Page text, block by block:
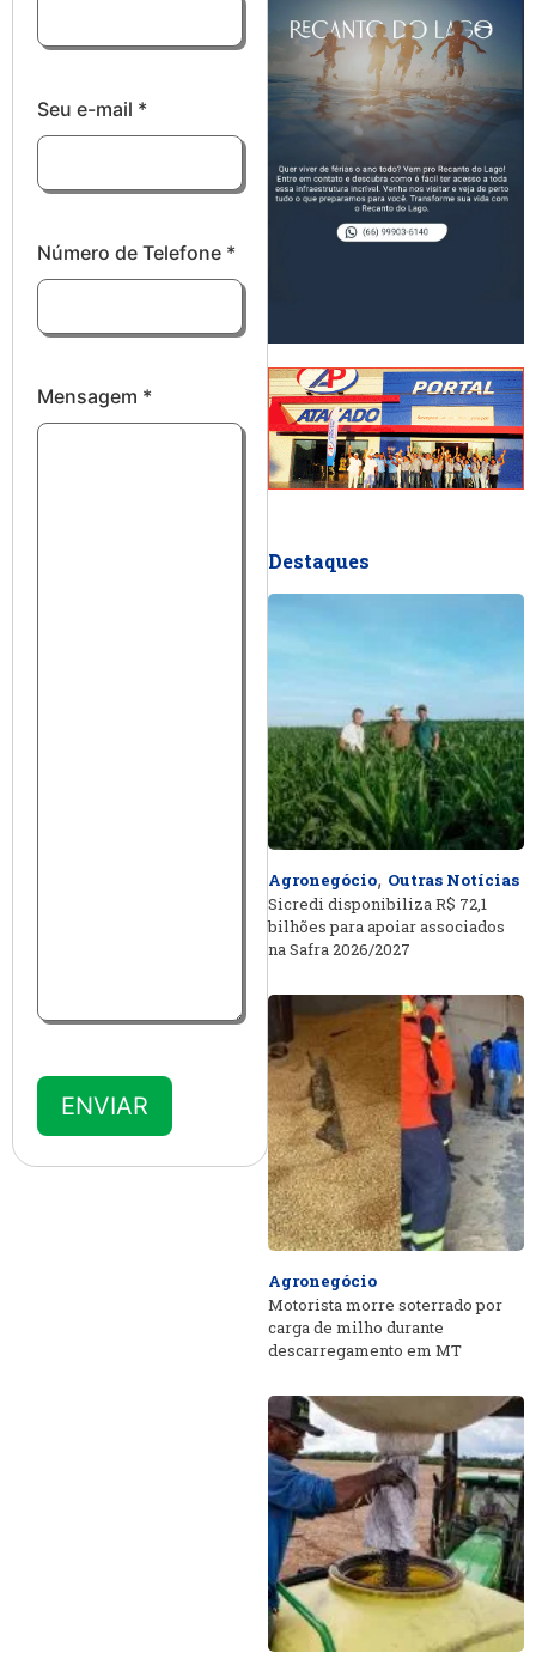
Seu e-mail *
Número de Telefone *
Mensagem *
ENVIAR
Destaques
Agronegócio, Outras Notícias
Sicredi disponibiliza R$ 72,1
bilhões para apoiar associados
na Safra 2026/2027
Agronegócio
Motorista morre soterrado por
carga de milho durante
descarregamento em MT